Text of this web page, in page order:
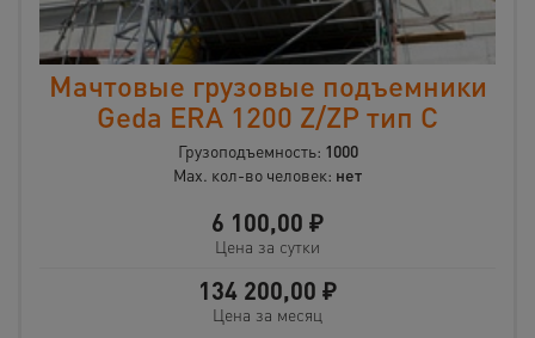
Мачтовые грузовые подъемники
Geda ERA 1200 Z/ZP тип C
Грузоподъемность: 1000
Max. кол-во человек: нет
6 100,00 ₽
Цена за сутки
134 200,00 ₽
Цена за месяц